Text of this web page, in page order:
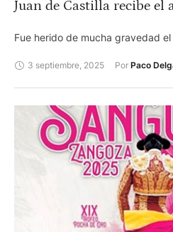
Juan de Castilla recibe
Fue herido de mucha gravedad
3 septiembre, 2025 Por Paco